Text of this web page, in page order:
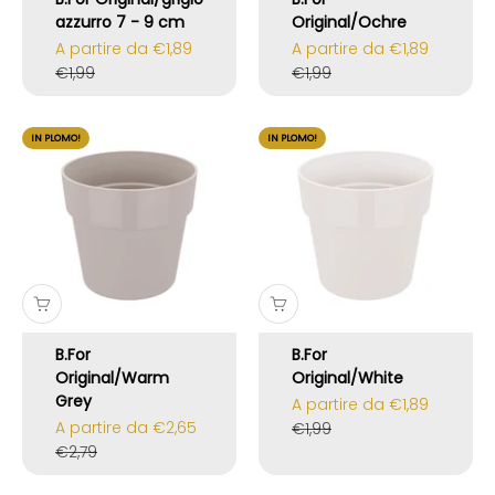
azzurro 7 - 9 cm
Prezzo scontato
A partire da €1,89
Prezzo
€1,99
Original/Ochre
Prezzo scontato
A partire da €1,89
Prezzo
€1,99
IN PLOMO!
B.For
Original/Warm
Grey
Prezzo scontato
A partire da €2,65
Prezzo
€2,79
IN PLOMO!
B.For
Original/White
Prezzo scontato
A partire da €1,89
Prezzo
€1,99